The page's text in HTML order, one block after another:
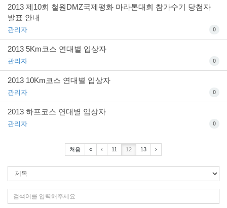
2013 제10회 철원DMZ국제평화 마라톤대회 참가수기 당첨자
발표 안내
관리자 0
2013 5Km코스 연대별 입상자
관리자 0
2013 10Km코스 연대별 입상자
관리자 0
2013 하프코스 연대별 입상자
관리자 0
처음 « ‹ 11 12 13 ›
색
조
색